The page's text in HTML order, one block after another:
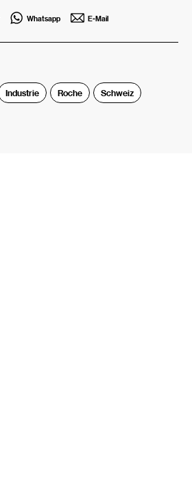
Whatsapp E-Mail
Industrie Roche
Schweiz